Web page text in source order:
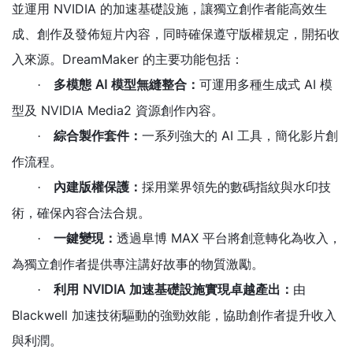
並運用 NVIDIA 的加速基礎設施，讓獨立創作者能高效生
成、創作及發佈短片內容，同時確保遵守版權規定，開拓收
入來源。DreamMaker 的主要功能包括：
· 多模態 AI 模型無縫整合： 可運用多種生成式 AI 模
型及 NVIDIA Media2 資源創作內容。
· 綜合製作套件： 一系列強大的 AI 工具，簡化影片創
作流程。
· 內建版權保護： 採用業界領先的數碼指紋與水印技
術，確保內容合法合規。
· 一鍵變現： 透過阜博 MAX 平台將創意轉化為收入，
為獨立創作者提供專注講好故事的物質激勵。
· 利用 NVIDIA 加速基礎設施實現卓越產出： 由
Blackwell 加速技術驅動的強勁效能，協助創作者提升收入
與利潤。